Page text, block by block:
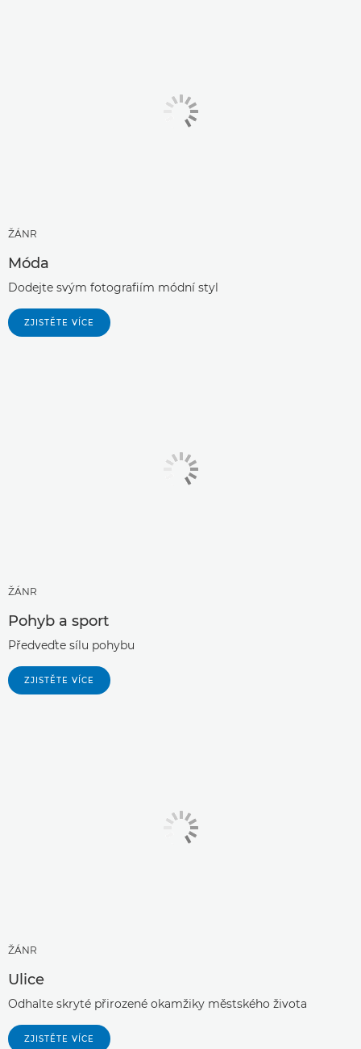
ŽÁNR
Móda
Dodejte svým fotografiím módní styl
ZJISTĚTE VÍCE
ŽÁNR
Pohyb a sport
Předveďte sílu pohybu
ZJISTĚTE VÍCE
ŽÁNR
Ulice
Odhalte skryté přirozené okamžiky městského života
ZJISTĚTE VÍCE